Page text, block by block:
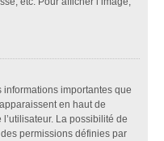
importantes que
en haut de
La possibilité de
permissions définies par